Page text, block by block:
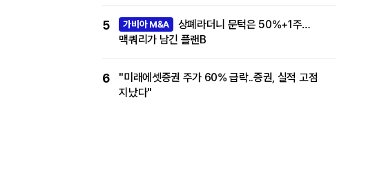
5 가비아 M&A
상폐라더니 문턱은 50%+1주…
맥쿼리가 남긴 플랜B
6
"미래에셋증권 주가 60% 급락..증권, 실적 고점
지났다"